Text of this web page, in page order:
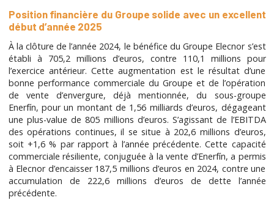
Position financière du Groupe solide avec un excellent
début d’année 2025
À la clôture de l’année 2024, le bénéfice du Groupe Elecnor s’est
établi à 705,2 millions d’euros, contre 110,1 millions pour
l’exercice antérieur. Cette augmentation est le résultat d’une
bonne performance commerciale du Groupe et de l’opération
de vente d’envergure, déjà mentionnée, du sous-groupe
Enerfín, pour un montant de 1,56 milliards d’euros, dégageant
une plus-value de 805 millions d’euros. S’agissant de l’EBITDA
des opérations continues, il se situe à 202,6 millions d’euros,
soit +1,6 % par rapport à l’année précédente. Cette capacité
commerciale résiliente, conjuguée à la vente d’Enerfín, a permis
à Elecnor d’encaisser 187,5 millions d’euros en 2024, contre une
accumulation de 222,6 millions d’euros de dette l’année
précédente.